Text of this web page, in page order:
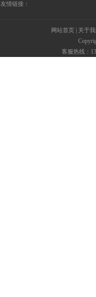
友情链接：
网站首页
关于
客服热线：